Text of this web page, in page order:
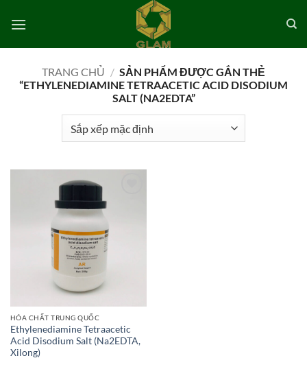
qua
TRANG CHỦ / SẢN PHẨM ĐƯỢC GẮN THẺ
“ETHYLENEDIAMINE TETRAACETIC ACID DISODIUM
SALT (NA2EDTA”
HÓA CHẤT TRUNG QUỐC
Ethylenediamine Tetraacetic
Acid Disodium Salt (Na2EDTA,
Xilong)